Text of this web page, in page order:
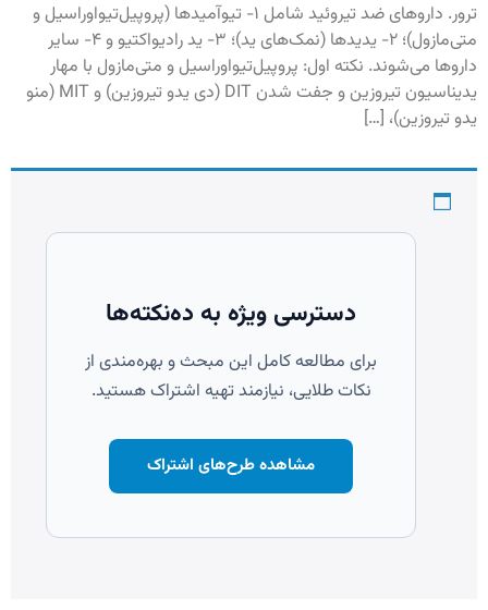
ترور. داروهای ضد تیروئید شامل ۱- تیوآمیدها (پروپیل‌تیواوراسیل و
متی‌مازول)؛ ۲- یدیدها (نمک‌های ید)؛ ۳- ید رادیواکتیو و ۴- سایر
داروها می‌شوند. نکته اول: پروپيل‌‏تيواوراسيل و متى‌‏مازول با مهار
يديناسيون تيروزين و جفت شدن DIT (دی یدو تیروزین) و MIT (منو
یدو تیروزین)، […]
دسترسی ویژه به ده‌نکته‌ها
برای مطالعه کامل این مبحث و بهره‌مندی از
نکات طلایی، نیازمند تهیه اشتراک هستید.
مشاهده طرح‌های اشتراک